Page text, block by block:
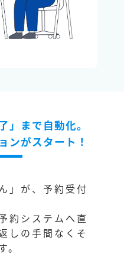
」まで自動化。
ンがスタート！
」が、予約受付
約システムへ直
しの手間なくそ